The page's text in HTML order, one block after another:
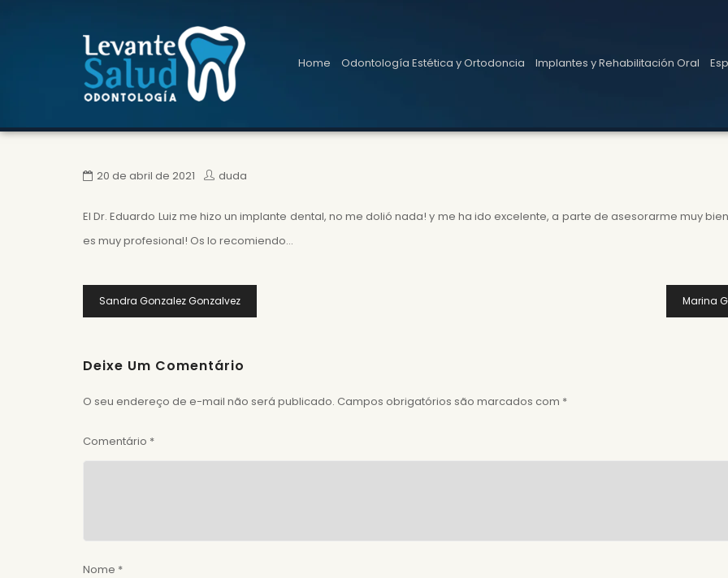
Home Odontología Estética y Ortodoncia Implantes y Rehabilitación Oral
20 de abril de 2021 duda
El Dr. Eduardo Luiz me hizo un implante dental, no me dolió nada! y me ha ido excelente, a parte de asesorarme muy
es muy profesional! Os lo recomiendo…
Navegação
De
Sandra Gonzalez Gonzalvez Marina
Deixe Um Comentário
O seu endereço de e-mail não será publicado. Campos obrigatórios são marcados com *
Comentário *
Nome *